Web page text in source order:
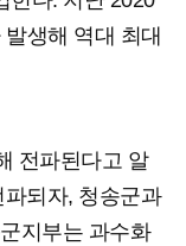
생해 역대 최대
전파된다고 알
되자, 청송군과
지부는 과수화